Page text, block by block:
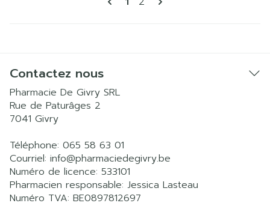
Contactez nous
Pharmacie De Givry SRL
Rue de Paturâges 2
7041 Givry
Téléphone: 065 58 63 01
Courriel: info@pharmaciedegivry.be
Numéro de licence: 533101
Pharmacien responsable: Jessica Lasteau
Numéro TVA: BE0897812697